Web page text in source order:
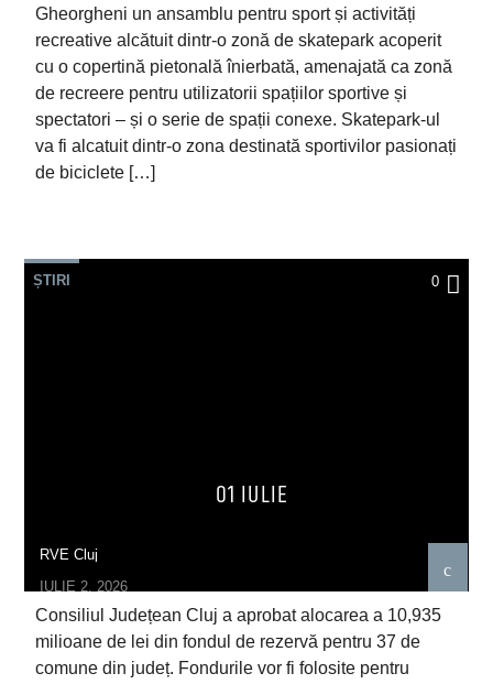
Gheorgheni un ansamblu pentru sport și activități
recreative alcătuit dintr-o zonă de skatepark acoperit
cu o copertină pietonală înierbată, amenajată ca zonă
de recreere pentru utilizatorii spațiilor sportive și
spectatori – și o serie de spații conexe. Skatepark-ul
va fi alcatuit dintr-o zona destinată sportivilor pasionați
de biciclete […]
ȘTIRI 0
01 IULIE
RVE Cluj
IULIE 2, 2026
Consiliul Județean Cluj a aprobat alocarea a 10,935
milioane de lei din fondul de rezervă pentru 37 de
comune din județ. Fondurile vor fi folosite pentru